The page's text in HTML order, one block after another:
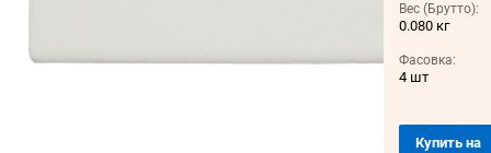
Вес (Брутто):
0.080 кг
Фасовка:
4 шт
Купить на